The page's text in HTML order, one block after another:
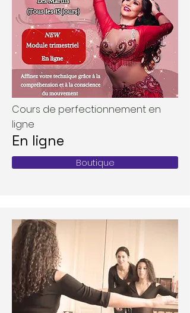
Cours de perfectionnement en
ligne
En ligne
Boutique